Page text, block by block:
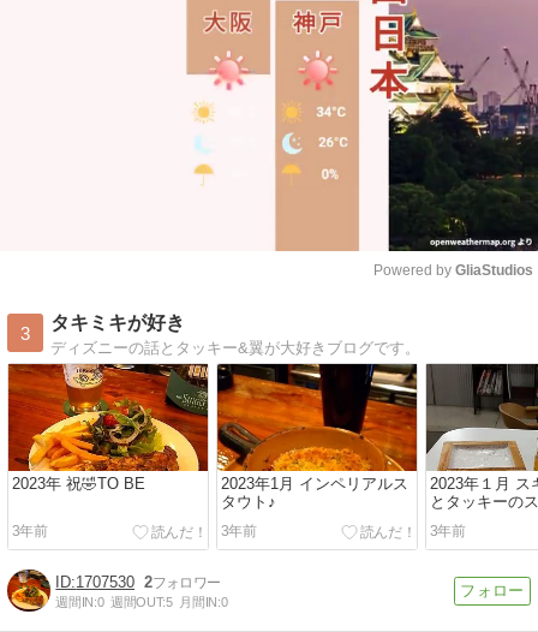
Powered by GliaStudios
3
タキミキが好き
ディズニーの話とタッキー&翼が大好きブログです。
2023年 祝🤣TO BE
3年前
2023年1月 インペリアルス
タウト♪
3年前
2023年１月 ス
とタッキーの
3年前
1707530 2
週間IN:0 週間OUT:5 月間IN:0